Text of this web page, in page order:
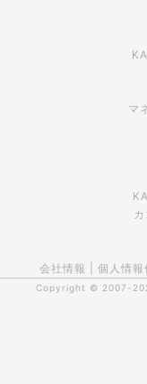
マ
会社情報 個人情報
Copyright © 2007-